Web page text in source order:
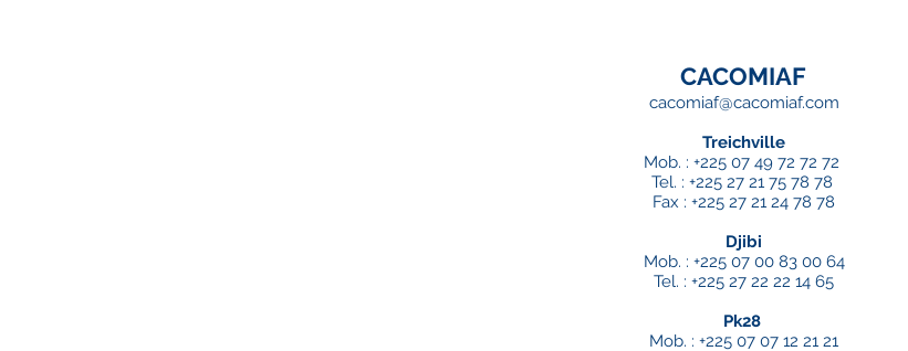
CACOMIAF
cacomiaf@cacomiaf.com
Treichville
Mob. : +225 07 49 72 72 72
Tel. : +225 27 21 75 78 78
Fax : +225 27 21 24 78 78
Djibi
Mob. : +225 07 00 83 00 64
Tel. : +225 27 22 22 14 65
Pk28
Mob. : +225 07 07 12 21 21